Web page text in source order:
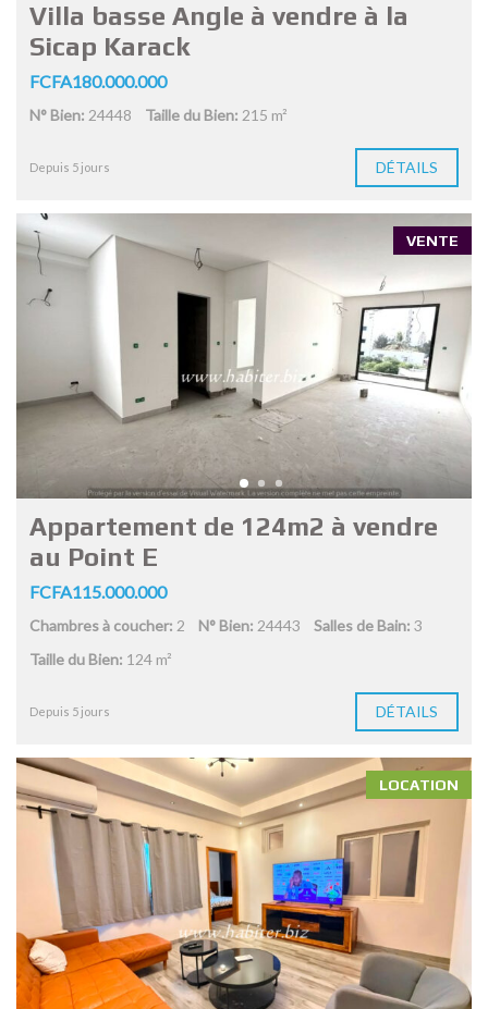
Villa basse Angle à vendre à la
Sicap Karack
FCFA180.000.000
N° Bien: 24448 Taille du Bien: 215 m²
Depuis 5 jours DÉTAILS
VENTE
Appartement de 124m2 à vendre
au Point E
FCFA115.000.000
Chambres à coucher: 2 N° Bien: 24443 Salles de Bain: 3
Taille du Bien: 124 m²
Depuis 5 jours DÉTAILS
LOCATION